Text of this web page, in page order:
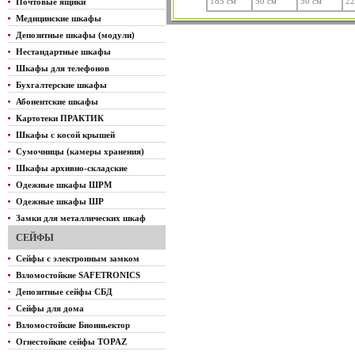
Медицинские шкафы
Депозитные шкафы (модули)
Нестандартные шкафы
Шкафы для телефонов
Бухгалтерские шкафы
Абонентские шкафы
Картотеки ПРАКТИК
Шкафы с косой крышей
Сумочницы (камеры хранения)
Шкафы архивно-складские
Одежные шкафы ШРМ
Одежные шкафы ШР
Замки для металлических шкаф
СЕЙФЫ
Сейфы с электронным замком
Взломостойкие SAFETRONICS
Депозитные сейфы СБД
Сейфы для дома
Взломостойкие Биоиньектор
Огнестойкие сейфы TOPAZ